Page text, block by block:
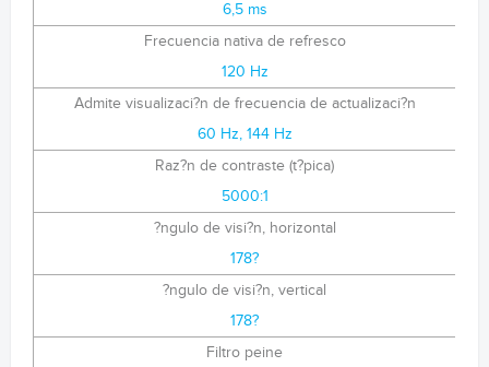
6,5 ms
Frecuencia nativa de refresco
120 Hz
Admite visualizaci?n de frecuencia de actualizaci?n
60 Hz, 144 Hz
Raz?n de contraste (t?pica)
5000:1
?ngulo de visi?n, horizontal
178?
?ngulo de visi?n, vertical
178?
Filtro peine